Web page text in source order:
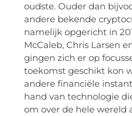
oudste. Ouder dan
andere bekende
namelijk opgericht in
McCaleb, Chris Larsen
gingen zich er op
toekomst geschikt kon
andere financiële
hand van technologie
om over de hele wereld